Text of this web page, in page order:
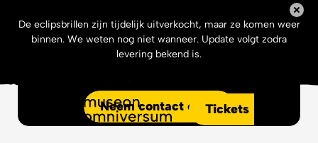
De eclipsbrillen zijn tijdelijk uitverkocht, maar ze komen weer
binnen. We weten nog niet wanneer. Update volgt zodra
levering bekend is.
Tickets
Neem contact op